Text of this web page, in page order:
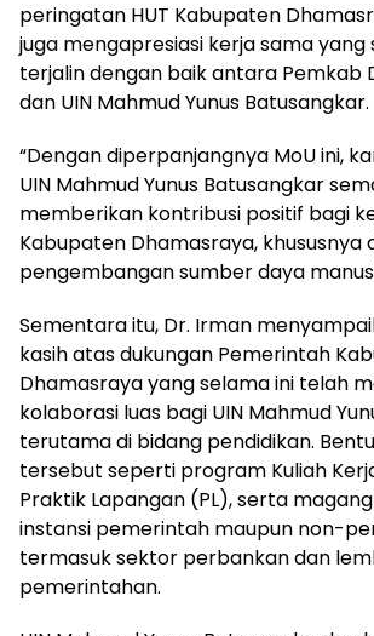
peringatan HUT Kabupaten
juga mengapresiasi kerja sama yang
terjalin dengan baik antara Pemkab
dan UIN Mahmud Yunus Batusangkar.
“Dengan diperpanjangnya MoU ini,
UIN Mahmud Yunus Batusangkar
memberikan kontribusi positif bagi
Kabupaten Dhamasraya, khususnya
pengembangan sumber daya
Sementara itu, Dr. Irman
kasih atas dukungan Pemerintah
Dhamasraya yang selama ini telah
kolaborasi luas bagi UIN Mahmud
terutama di bidang pendidikan.
tersebut seperti program Kuliah
Praktik Lapangan (PL), serta
instansi pemerintah maupun non-
termasuk sektor perbankan dan
pemerintahan.